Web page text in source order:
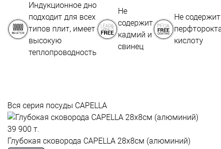
Индукционное дно
подходит для всех
типов плит, имеет
высокую
теплопроводность
Не
содержит
кадмий и
свинец
Не содержит
кислоту
Вся серия посуды CAPELLA
39 900 т.
Глубокая cковорода CAPELLA 28x8см (алюминий)